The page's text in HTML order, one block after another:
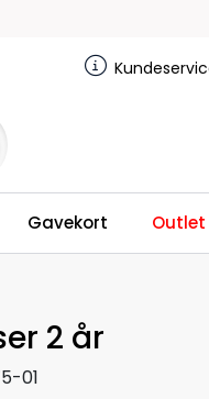
Gavekort Outlet
2 år
01